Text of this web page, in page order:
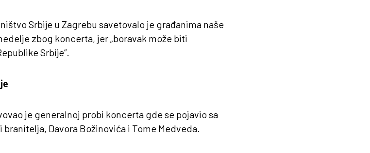
Srbije u Zagrebu savetovalo je građanima naše
zbog koncerta, jer „boravak može biti
Srbije“.
je generalnoj probi koncerta gde se pojavio sa
Davora Božinovića i Tome Medveda.